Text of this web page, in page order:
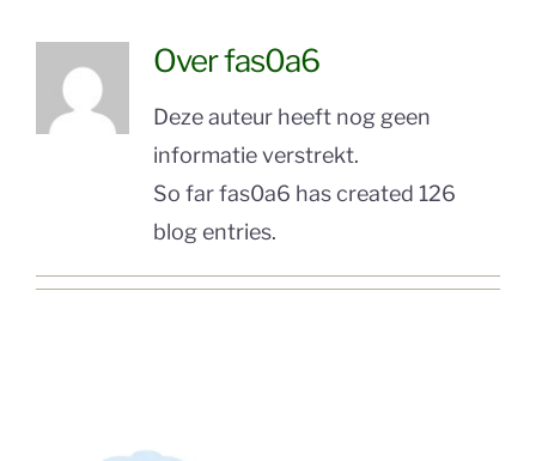
Overfas0a6
Deze auteur heeft nog geen
informatie verstrekt.
So far fas0a6 has created 126
blog entries.